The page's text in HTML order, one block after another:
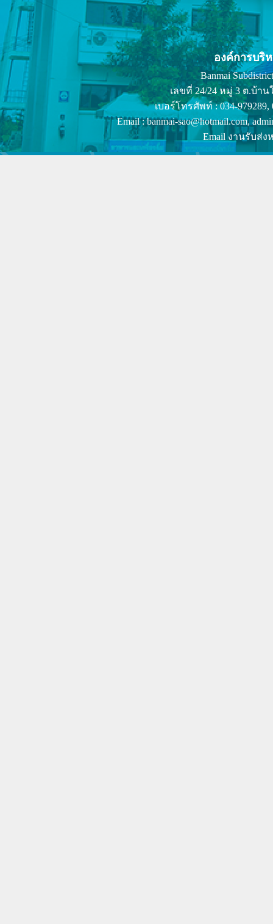
องค์การบริ
Banmai
เลขที่ 24/24 หมู่ 3 ต.บ้า
เบอร์โทรศัพท์ : 034-979289,
Email : banmai-sao@hotmail.com,
Email งานรับส่ง